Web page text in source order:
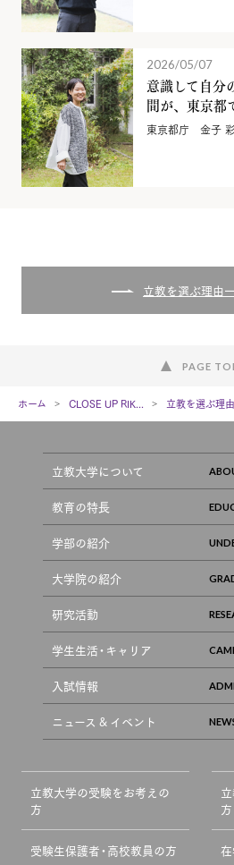
2026/05/07
意識して自分
間が、東京都
東京都庁 金子 彩
立教を選ぶ理由
PAGE
ホーム CLOSE UP RIK... 立教を選ぶ理由
立教大学について
教育の特長
学部の紹介
大学院の紹介
研究活動
学生生活・キャリア
入試情報
ニュース & イベント
立教大学の受験をお考えの
方
方
受験生保護者・高校教員の方